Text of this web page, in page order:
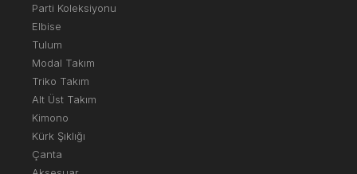
Parti Koleksiyonu
Elbise
Tulum
Modal Takım
Triko Takım
Alt Üst Takım
Kimono
Kürk Şıklığı
Çanta